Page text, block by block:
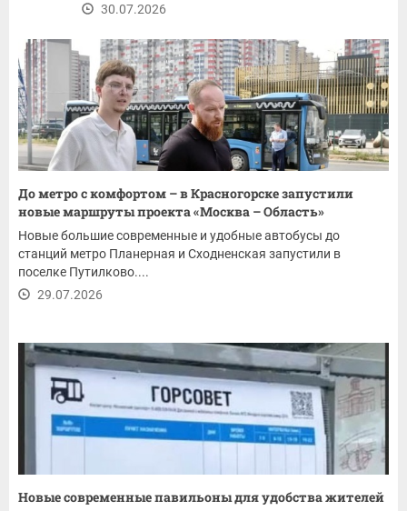
30.07.2026
До метро с комфортом – в Красногорске запустили
новые маршруты проекта «Москва – Область»
Новые большие современные и удобные автобусы до
станций метро Планерная и Сходненская запустили в
поселке Путилково....
29.07.2026
Новые современные павильоны для удобства жителей